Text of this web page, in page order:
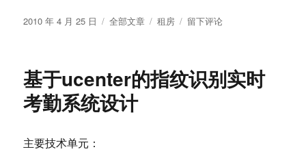
发
2010 年 4 月 25 日
分
全部文章
标
租房
于
房
经
留下评论
基于ucenter的指纹识别实时
考勤系统设计
主要技术单元：